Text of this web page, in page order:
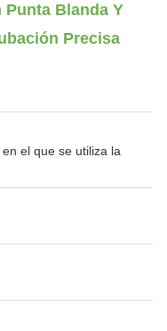
Punta Blanda Y
Precisa
el que se utiliza la